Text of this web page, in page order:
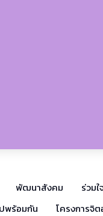
พัฒนาสังคม ร่วม
พร้อมกัน โครงการจิต